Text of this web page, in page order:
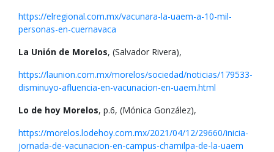
https://elregional.com.mx/vacunara-la-uaem-a-10-mil-
personas-en-cuernavaca
La Unión de Morelos, (Salvador Rivera),
https://launion.com.mx/morelos/sociedad/noticias/179533-
disminuyo-afluencia-en-vacunacion-en-uaem.html
Lo de hoy Morelos, p.6, (Mónica González),
https://morelos.lodehoy.com.mx/2021/04/12/29660/inicia-
jornada-de-vacunacion-en-campus-chamilpa-de-la-uaem